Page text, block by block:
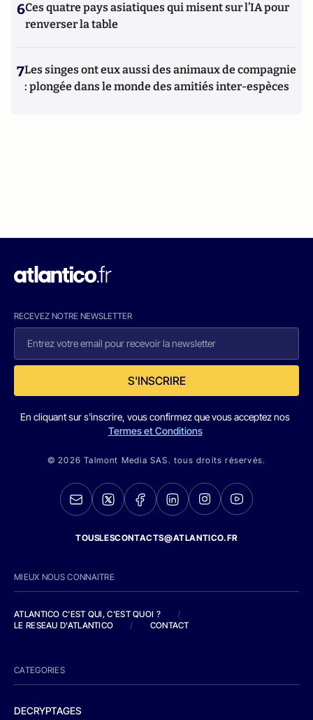
6Ces quatre pays asiatiques qui misent sur l’IA pour
renverser la table
7Les singes ont eux aussi des animaux de compagnie
: plongée dans le monde des amitiés inter-espèces
RECEVEZ NOTRE NEWSLETTER
S'INSCRIRE
En cliquant sur s'inscrire, vous confirmez que vous acceptez nos
Termes et Conditions
© 2026 Talmont Media SAS. tous droits réservés.
TOUSLESCONTACTS@ATLANTICO.FR
MIEUX NOUS CONNAITRE
ATLANTICO C'EST QUI, C'EST QUOI ?
/
LE RESEAU D'ATLANTICO
/ CONTACT
CATEGORIES
DECRYPTAGES